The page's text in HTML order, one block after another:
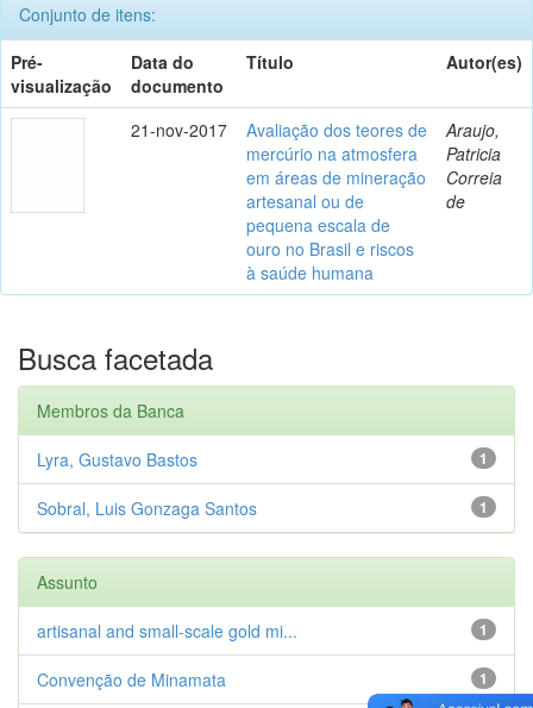
Conjunto de itens:
Pré-
visualização
Data do
documento
Título Autor(es)
21-nov-2017
Avaliação dos teores de
mercúrio na atmosfera
em áreas de mineração
artesanal ou de
pequena escala de
ouro no Brasil e riscos
à saúde humana
Araujo,
Patricia
Correia
de
Busca facetada
Membros da Banca
1
Lyra, Gustavo Bastos
1
Sobral, Luis Gonzaga Santos
Assunto
1
artisanal and small-scale gold mi...
1
Convenção de Minamata